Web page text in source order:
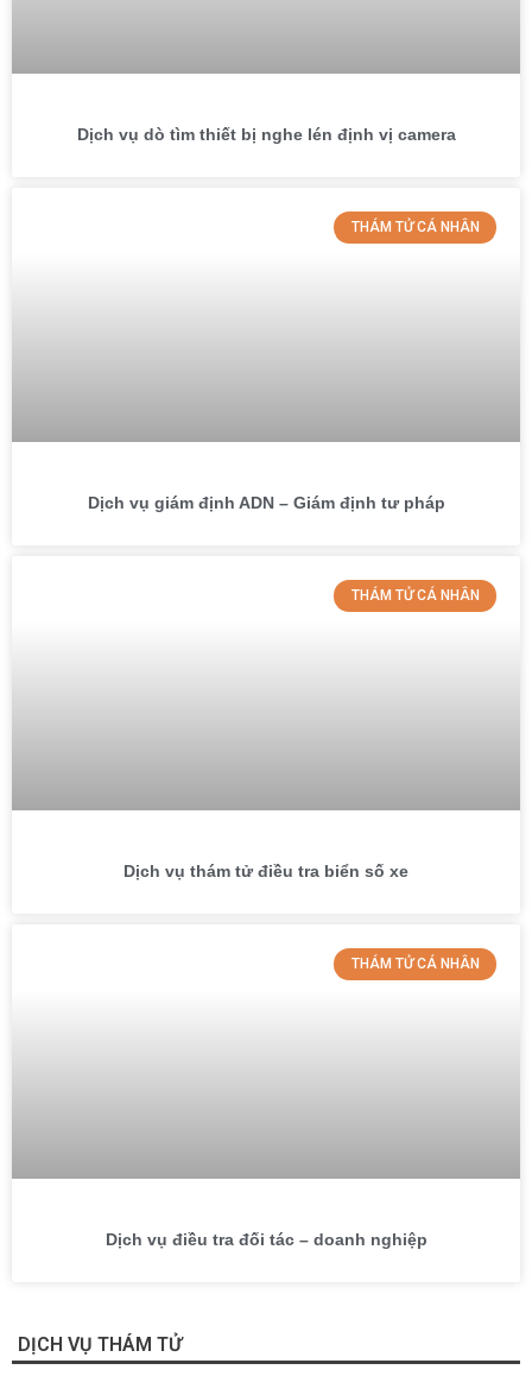
Dịch vụ dò tìm thiết bị nghe lén định vị camera
THÁM TỬ CÁ NHÂN
Dịch vụ giám định ADN – Giám định tư pháp
THÁM TỬ CÁ NHÂN
Dịch vụ thám tử điều tra biển số xe
THÁM TỬ CÁ NHÂN
Dịch vụ điều tra đối tác – doanh nghiệp
DỊCH VỤ THÁM TỬ